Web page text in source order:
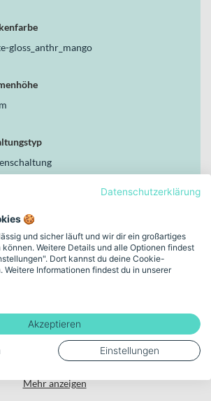
gloss_anthr_mango
Scheibenbremse
PW-X3, 250W, 85Nm, 25km/h
Kapazität (Wh)
Mehr anzeigen
Datenschutzerklärung
🍪
und sicher läuft und wir dir ein großartiges
Weitere Details und alle Optionen findest
Dort kannst du deine Cookie-
Weitere Informationen findest du in unserer
Akzeptieren
Einstellungen